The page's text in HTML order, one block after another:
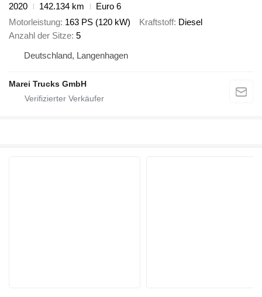
2020
142.134 km
Euro 6
Motorleistung 163 PS (120 kW) Kraftstoff Diesel
Anzahl der Sitze 5
Deutschland, Langenhagen
Marei Trucks GmbH